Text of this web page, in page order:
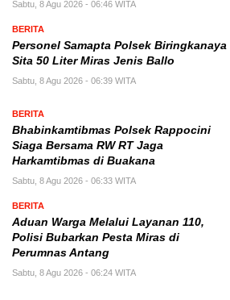
Sabtu, 8 Agu 2026 - 06:46 WITA
BERITA
Personel Samapta Polsek Biringkanaya
Sita 50 Liter Miras Jenis Ballo
Sabtu, 8 Agu 2026 - 06:39 WITA
BERITA
Bhabinkamtibmas Polsek Rappocini
Siaga Bersama RW RT Jaga
Harkamtibmas di Buakana
Sabtu, 8 Agu 2026 - 06:33 WITA
BERITA
Aduan Warga Melalui Layanan 110,
Polisi Bubarkan Pesta Miras di
Perumnas Antang
Sabtu, 8 Agu 2026 - 06:24 WITA